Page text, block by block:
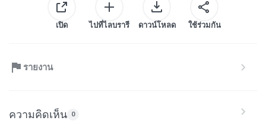
เปิด ไปที่ไลบรารี ดาวน์โหลด ใช้ร่วมกัน
รายงาน
ความคิดเห็น 0